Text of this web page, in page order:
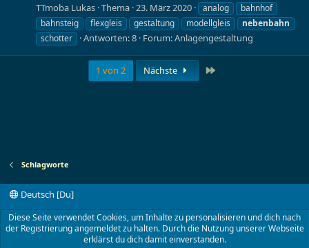
TTmoba Lukas Thema 23. März 2020 analog
bahnhof
bahnsteig
flexgleis gestaltung modellgleis
nebenbahn
schotter
Antworten: 8 Forum:Anlagengestaltung
1 von 2 Nächste
Schlagworte
Deutsch [Du]
Kontakt
Nutzungsbedingungen
Datenschutz
Hilfe und Impressum
Start
R
S
Diese Seite verwendet Cookies, um Inhalte zu personalisieren und dich nach
der Registrierung angemeldet zu halten. Durch die Nutzung unserer Webseite
erklärst du dich damit einverstanden.